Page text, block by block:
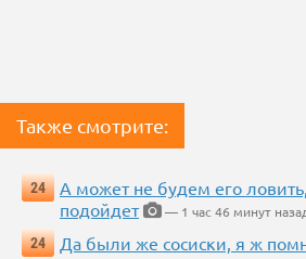
Также смотрите:
24
А может не будем его
подойдет
— 1 час 46 минут
24
Да были же сосиски, я ж